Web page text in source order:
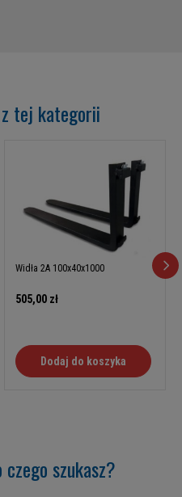
tej kategorii
Widła 2A 100x40x1000
505,00 zł
Dodaj do koszyka
szukasz?